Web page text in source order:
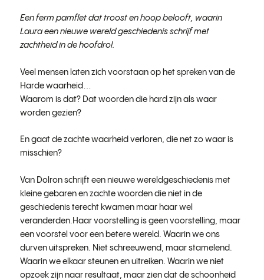
Een ferm pamflet dat troost en hoop belooft, waarin
Laura een nieuwe wereld geschiedenis schrijf met
zachtheid in de hoofdrol.
Veel mensen laten zich voorstaan op het spreken van de
Harde waarheid…
Waarom is dat? Dat woorden die hard zijn als waar
worden gezien?
En gaat de zachte waarheid verloren, die net zo waar is
misschien?
Van Dolron schrijft een nieuwe wereldgeschiedenis met
kleine gebaren en zachte woorden die niet in de
geschiedenis terecht kwamen maar haar wel
veranderden.Haar voorstelling is geen voorstelling, maar
een voorstel voor een betere wereld. Waarin we ons
durven uitspreken. Niet schreeuwend, maar stamelend.
Waarin we elkaar steunen en uitreiken. Waarin we niet
opzoek zijn naar resultaat, maar zien dat de schoonheid